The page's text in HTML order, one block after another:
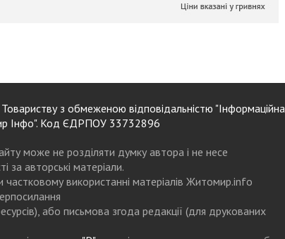
з обмеженою відповідальністю "Інформаційна
Інфо". Код ЄДРПОУ 33732896
може не розділяти думку автора і не несе
за авторські матеріали.
використанні матеріалів Житомир.info
або письмова згода редакції (для друкованих